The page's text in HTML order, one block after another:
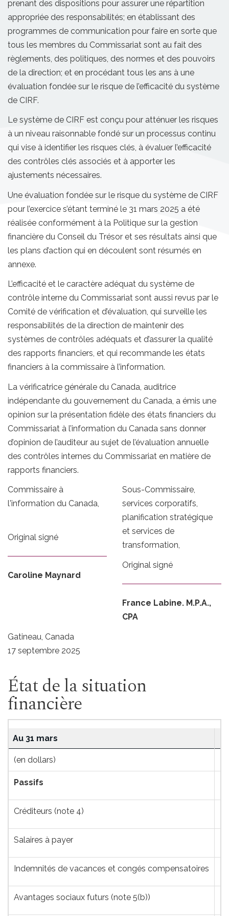
prenant des dispositions pour assurer une répartition
appropriée des responsabilités; en établissant des
programmes de communication pour faire en sorte que
tous les membres du Commissariat sont au fait des
règlements, des politiques, des normes et des pouvoirs
de la direction; et en procédant tous les ans à une
évaluation fondée sur le risque de l’efficacité du système
de CIRF.
Le système de CIRF est conçu pour atténuer les risques
à un niveau raisonnable fondé sur un processus continu
qui vise à identifier les risques clés, à évaluer l’efficacité
des contrôles clés associés et à apporter les
ajustements nécessaires.
Une évaluation fondée sur le risque du système de CIRF
pour l’exercice s’étant terminé le 31 mars 2025 a été
réalisée conformément à la Politique sur la gestion
financière du Conseil du Trésor et ses résultats ainsi que
les plans d’action qui en découlent sont résumés en
annexe.
L’efficacité et le caractère adéquat du système de
contrôle interne du Commissariat sont aussi revus par le
Comité de vérification et d’évaluation, qui surveille les
responsabilités de la direction de maintenir des
systèmes de contrôles adéquats et d’assurer la qualité
des rapports financiers, et qui recommande les états
financiers à la commissaire à l’information.
La vérificatrice générale du Canada, auditrice
indépendante du gouvernement du Canada, a émis une
opinion sur la présentation fidèle des états financiers du
Commissariat à l’information du Canada sans donner
d’opinion de l’auditeur au sujet de l’évaluation annuelle
des contrôles internes du Commissariat en matière de
rapports financiers.
Commissaire à
l'information du Canada,
Original signé
Caroline Maynard
Sous-Commissaire,
services corporatifs,
planification stratégique
et services de
transformation,
Original signé
France Labine. M.P.A.,
CPA
Gatineau, Canada
17 septembre 2025
État de la situation
financière
de
Au 31 mars
(en dollars)
Passifs
Créditeurs (note 4)
Salaires à payer
Indemnités de vacances et congés compensatoires
Avantages sociaux futurs (note 5(b))